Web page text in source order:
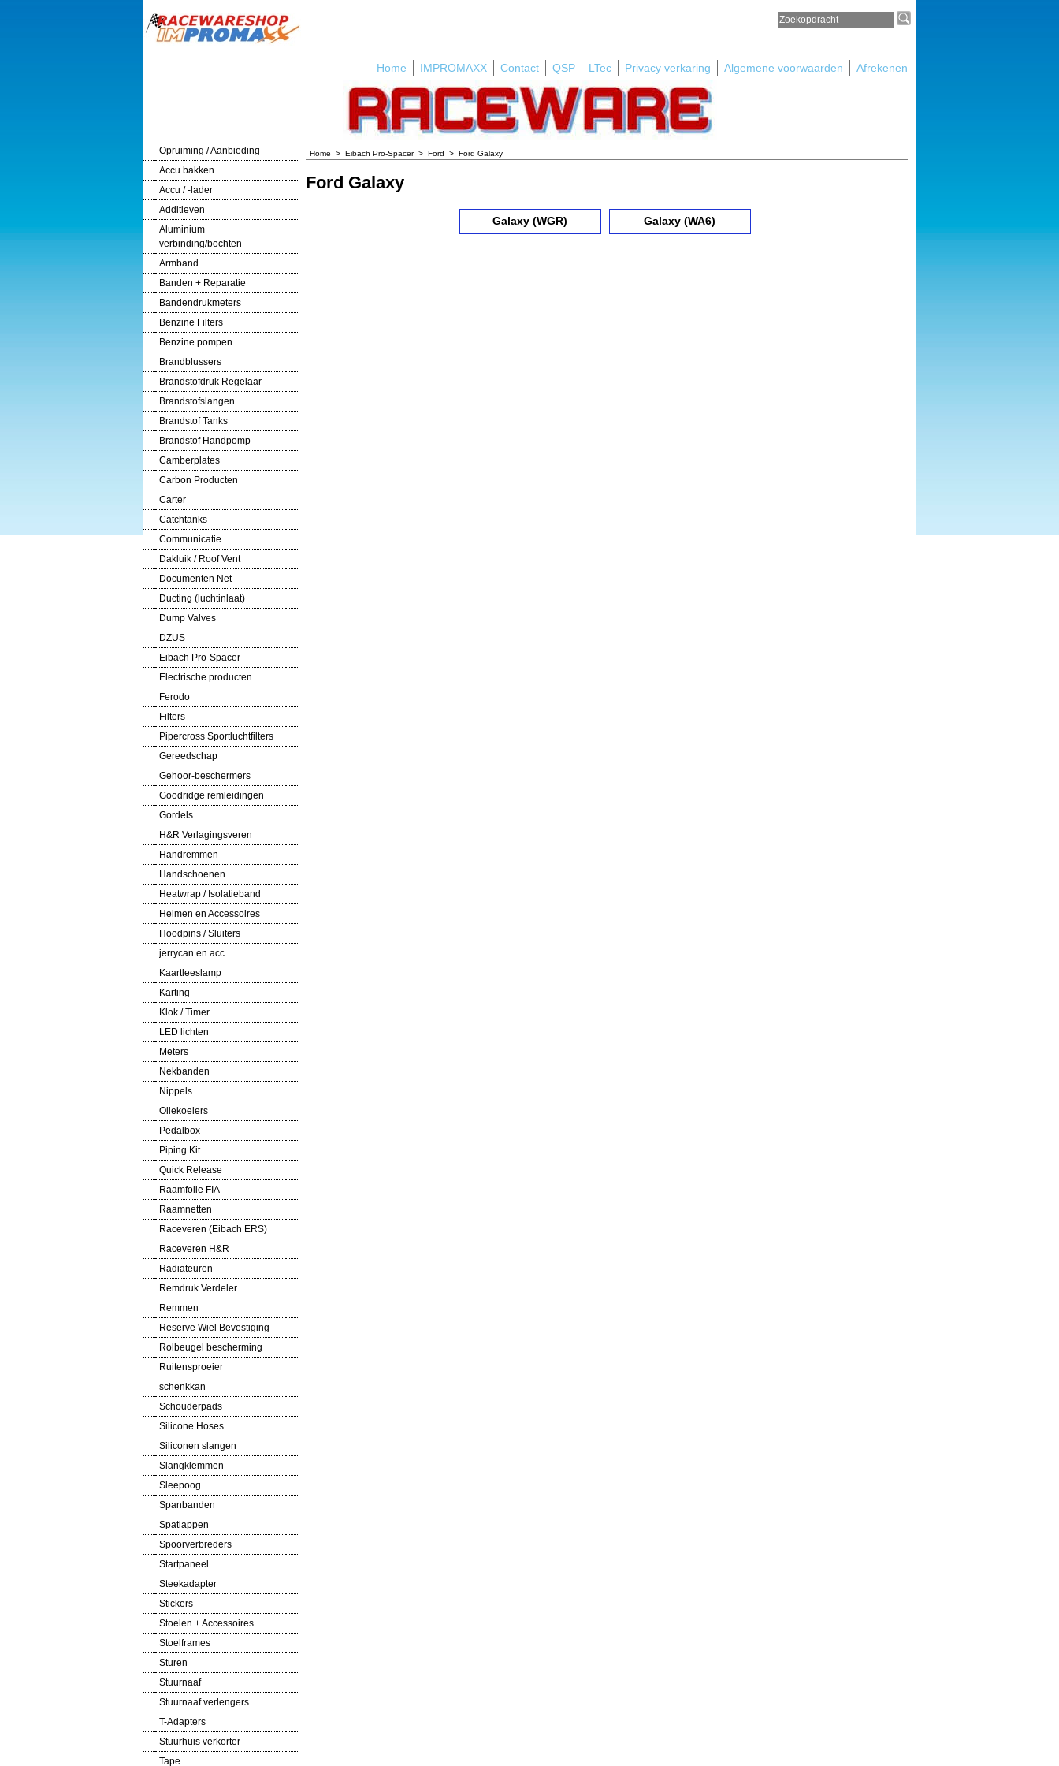
Home IMPROMAXX Contact QSP LTec Privacy verkaring Algemene voorwaarden Afrekenen
Opruiming / Aanbieding
Accu bakken
Accu / -lader
Additieven
Aluminium
verbinding/bochten
Armband
Banden + Reparatie
Bandendrukmeters
Benzine Filters
Benzine pompen
Brandblussers
Brandstofdruk Regelaar
Brandstofslangen
Brandstof Tanks
Brandstof Handpomp
Camberplates
Carbon Producten
Carter
Catchtanks
Communicatie
Dakluik / Roof Vent
Documenten Net
Ducting (luchtinlaat)
Dump Valves
DZUS
Eibach Pro-Spacer
Electrische producten
Ferodo
Filters
Pipercross Sportluchtfilters
Gereedschap
Gehoor-beschermers
Goodridge remleidingen
Gordels
H&R Verlagingsveren
Handremmen
Handschoenen
Heatwrap / Isolatieband
Helmen en Accessoires
Hoodpins / Sluiters
jerrycan en acc
Kaartleeslamp
Karting
Klok / Timer
LED lichten
Meters
Nekbanden
Nippels
Oliekoelers
Pedalbox
Piping Kit
Quick Release
Raamfolie FIA
Raamnetten
Raceveren (Eibach ERS)
Raceveren H&R
Radiateuren
Remdruk Verdeler
Remmen
Reserve Wiel Bevestiging
Rolbeugel bescherming
Ruitensproeier
schenkkan
Schouderpads
Silicone Hoses
Siliconen slangen
Slangklemmen
Sleepoog
Spanbanden
Spatlappen
Spoorverbreders
Startpaneel
Steekadapter
Stickers
Stoelen + Accessoires
Stoelframes
Sturen
Stuurnaaf
Stuurnaaf verlengers
T-Adapters
Stuurhuis verkorter
Tape
Home > Eibach Pro-Spacer> Ford > Ford Galaxy
Ford Galaxy
Galaxy (WGR) Galaxy (WA6)